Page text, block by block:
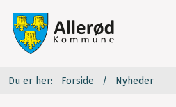
Du er her: Forside Nyheder